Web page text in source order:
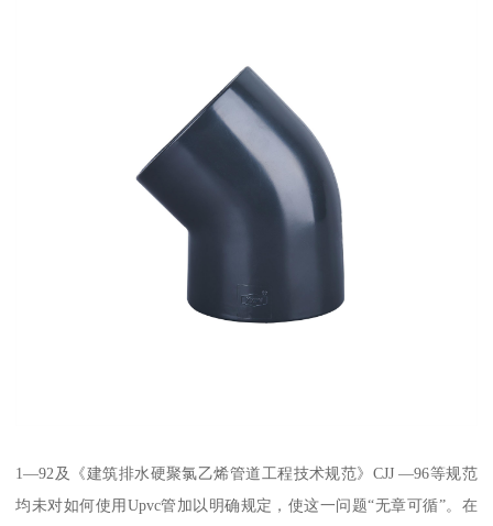
1—92及《建筑排水硬聚氯乙烯管道工程技术规范》CJJ —96等规范
均未对如何使用Upvc管加以明确规定，使这一问题“无章可循”。在